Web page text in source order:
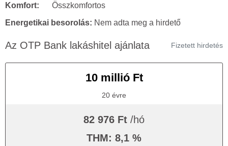
Komfort:
Összkomfortos
Energetikai besorolás: Nem adta meg a hirdető
Az OTP Bank lakáshitel ajánlata Fizetett hirdetés
10 millió Ft
20 évre
82 976 Ft /hó
THM: 8,1 %